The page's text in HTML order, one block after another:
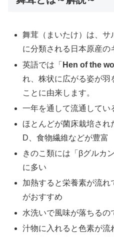
舞茸（まいたけ）は、サ
に分類される日本原産の
英語では「 Hen of the
れ、株状に広がる姿が羽
ことに由来します。
一年を通して流通してい
ほとんどが菌床栽培され
D、食物繊維などが豊富
きのこ類には「βグルカ
に多い
加熱すると栄養素が流れ
がおすすめ
水洗いで風味が落ちるの
汁物に入れると色素が流